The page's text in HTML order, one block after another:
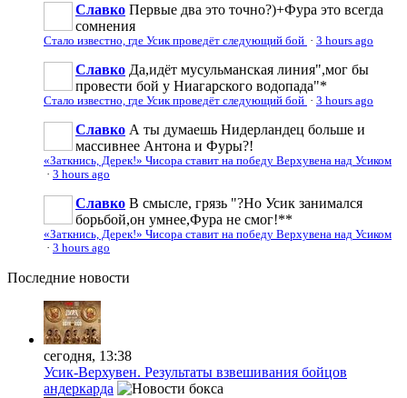
Славко Первые два это точно?)+Фура это всегда
сомнения
Стало известно, где Усик проведёт следующий бой · 3 hours ago
Славко Да,идёт мусульманская линия",мог бы
провести бой у Ниагарского водопада"*
Стало известно, где Усик проведёт следующий бой · 3 hours ago
Славко А ты думаешь Нидерландец больше и
массивнее Антона и Фуры?!
«Заткнись, Дерек!» Чисора ставит на победу Верхувена над Усиком
· 3 hours ago
Славко В смысле, грязь "?Но Усик занимался
борьбой,он умнее,Фура не смог!**
«Заткнись, Дерек!» Чисора ставит на победу Верхувена над Усиком
· 3 hours ago
Последние новости
сегодня, 13:38
Усик-Верхувен. Результаты взвешивания бойцов
андеркарда